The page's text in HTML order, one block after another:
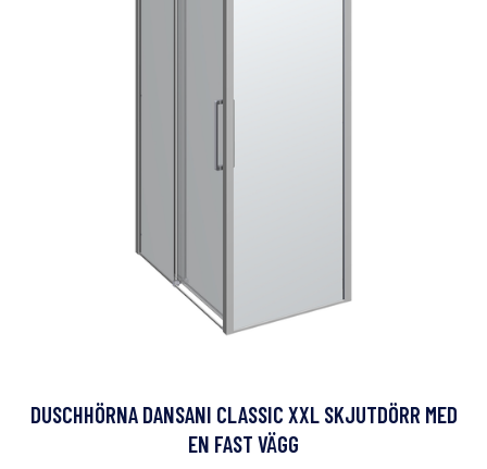
DUSCHHÖRNA DANSANI CLASSIC XXL SKJUTDÖRR MED
EN FAST VÄGG